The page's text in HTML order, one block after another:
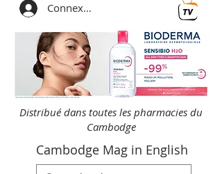
Connexion
Distribué dans toutes les pharmacies du
Cambodge
Cambodge Mag in English